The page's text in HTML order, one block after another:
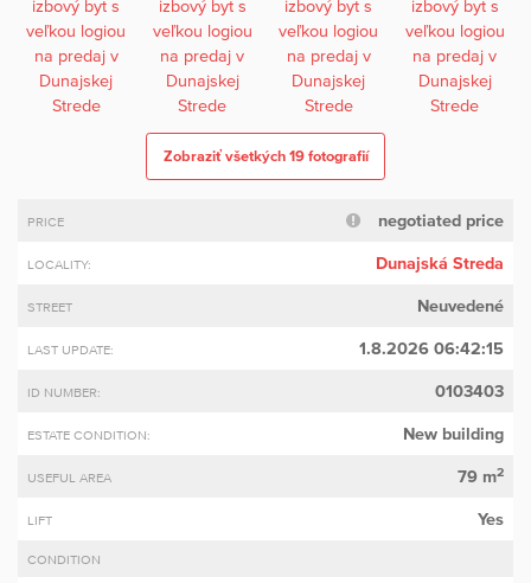
Zobraziť všetkých 19 fotografií
PRICE negotiated price
LOCALITY: Dunajská Streda
STREET Neuvedené
LAST UPDATE: 1.8.2026 06:42:15
ID NUMBER: 0103403
ESTATE CONDITION: New building
USEFUL AREA 79 m2
LIFT Yes
CONDITION